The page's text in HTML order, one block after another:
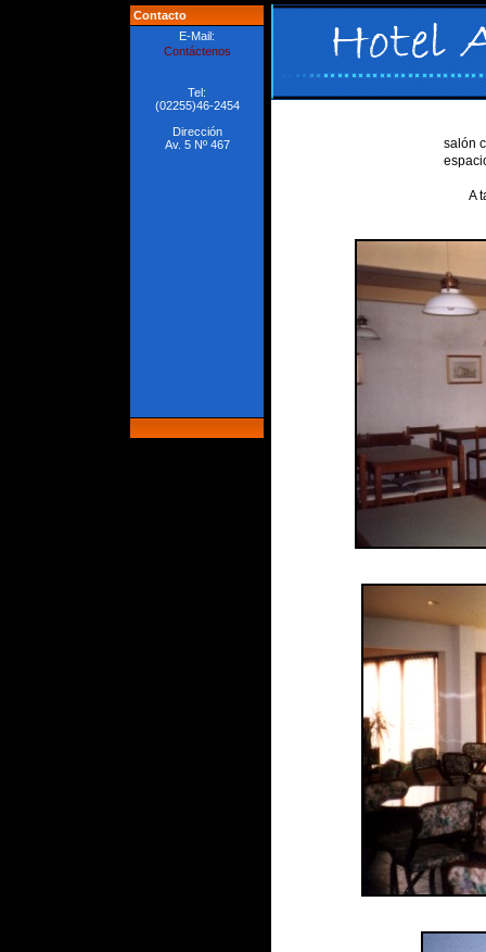
Contacto
E-Mail:
Contáctenos
Tel:
(02255)46-2454
Dirección
Av. 5 Nº 467
salón
A